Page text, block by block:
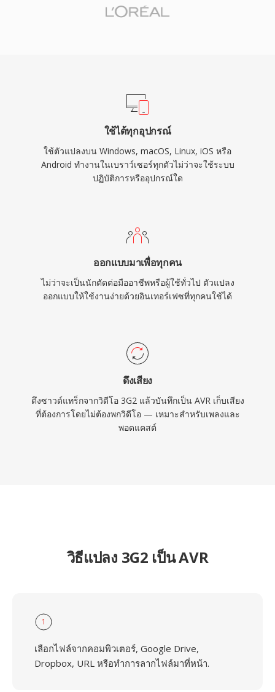
ใช้ได้ทุกอุปกรณ์
ใช้ตัวแปลงบน Windows, macOS, Linux, iOS หรือ
Android ทำงานในเบราว์เซอร์ทุกตัวไม่ว่าจะใช้ระบบ
ปฏิบัติการหรืออุปกรณ์ใด
ออกแบบมาเพื่อทุกคน
ไม่ว่าจะเป็นนักตัดต่อมืออาชีพหรือผู้ใช้ทั่วไป ตัวแปลง
ออกแบบให้ใช้งานง่ายด้วยอินเทอร์เฟซที่ทุกคนใช้ได้
ดึงเสียง
ดึงซาวด์แทร็กจากวิดีโอ 3G2 แล้วบันทึกเป็น AVR เก็บเสียง
ที่ต้องการโดยไม่ต้องพกวิดีโอ — เหมาะสำหรับเพลงและ
พอดแคสต์
วิธีแปลง 3G2 เป็น AVR
1
เลือกไฟล์จากคอมพิวเตอร์, Google Drive,
Dropbox, URL หรือทำการลากไฟล์มาที่หน้า.